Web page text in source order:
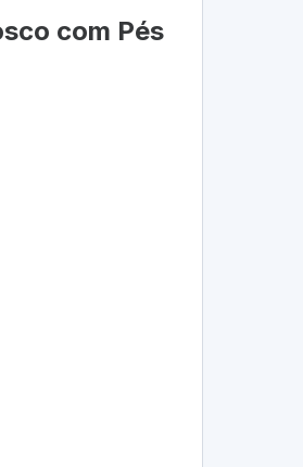
com Pés